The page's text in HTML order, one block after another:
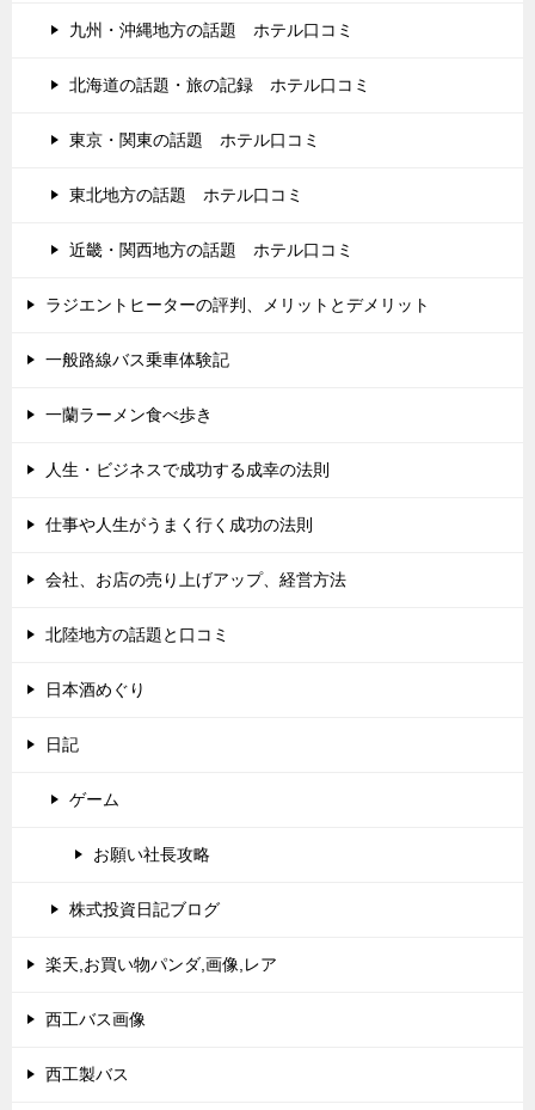
九州・沖縄地方の話題 ホテル口コミ
北海道の話題・旅の記録 ホテル口コミ
東京・関東の話題 ホテル口コミ
東北地方の話題 ホテル口コミ
近畿・関西地方の話題 ホテル口コミ
ラジエントヒーターの評判、メリットとデメリット
一般路線バス乗車体験記
一蘭ラーメン食べ歩き
人生・ビジネスで成功する成幸の法則
仕事や人生がうまく行く成功の法則
会社、お店の売り上げアップ、経営方法
北陸地方の話題と口コミ
日本酒めぐり
日記
ゲーム
お願い社長攻略
株式投資日記ブログ
楽天,お買い物パンダ,画像,レア
西工バス画像
西工製バス